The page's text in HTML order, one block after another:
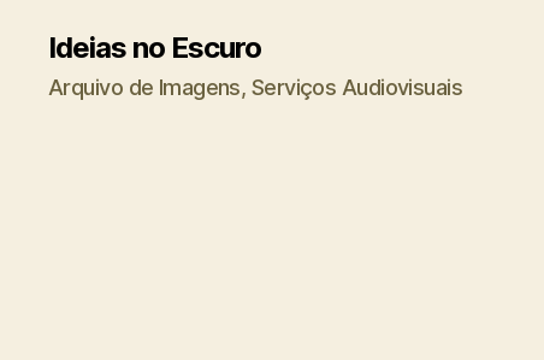
Ideias no Escuro
Arquivo de Imagens, Serviços Audiovisuais